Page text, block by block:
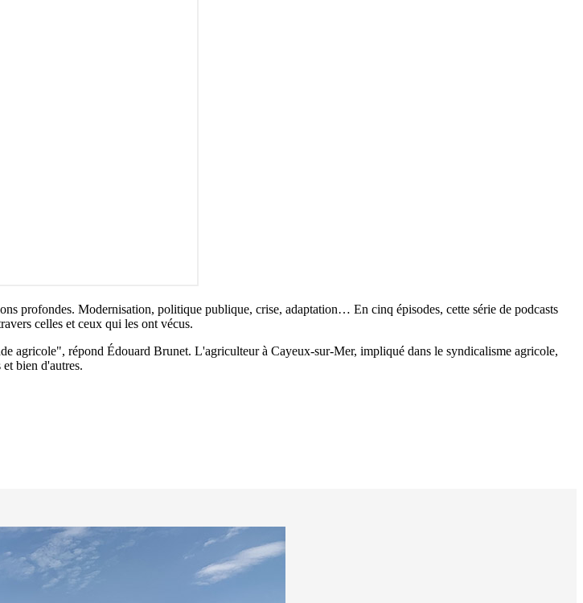
profondes. Modernisation, politique publique, crise, adaptation… En cinq épisodes, cette série de podcasts
celles et ceux qui les ont vécus.
agricole", répond Édouard Brunet. L'agriculteur à Cayeux-sur-Mer, impliqué dans le syndicalisme agricole,
bien d'autres.